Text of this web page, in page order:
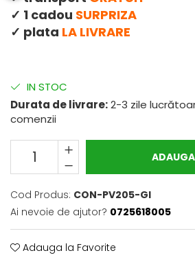
✓ 1 cadou SURPRIZA
✓ plata LA LIVRARE
IN STOC
Durata de livrare:2-3 zile
comenzii
Cod Produs: CON-PV205-GI
Ai nevoie de ajutor? 0725618005
Adauga la Favorite